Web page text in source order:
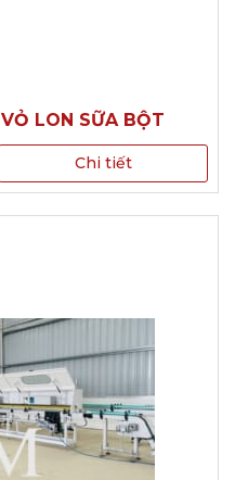
LON SỮA BỘT
Chi tiết